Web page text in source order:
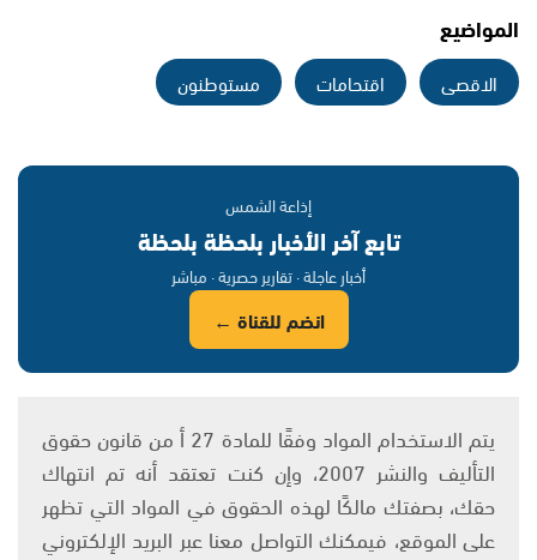
المواضيع
الاقصى اقتحامات مستوطنون
إذاعة الشمس
تابع آخر الأخبار بلحظة بلحظة
أخبار عاجلة · تقارير حصرية · مباشر
انضم للقناة ←
يتم الاستخدام المواد وفقًا للمادة 27 أ من قانون حقوق
التأليف والنشر 2007، وإن كنت تعتقد أنه تم انتهاك
حقك، بصفتك مالكًا لهذه الحقوق في المواد التي تظهر
على الموقع، فيمكنك التواصل معنا عبر البريد الإلكتروني